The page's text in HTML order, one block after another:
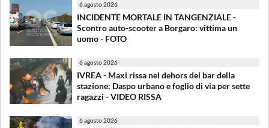
6 agosto 2026
INCIDENTE MORTALE IN TANGENZIALE -
Scontro auto-scooter a Borgaro: vittima un
uomo - FOTO
6 agosto 2026
IVREA - Maxi rissa nel dehors del bar della
stazione: Daspo urbano e foglio di via per sette
ragazzi - VIDEO RISSA
6 agosto 2026